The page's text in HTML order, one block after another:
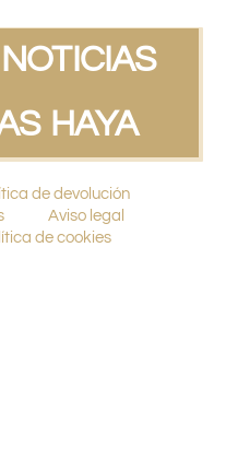
HAYA
de devolución
Aviso legal
de cookies